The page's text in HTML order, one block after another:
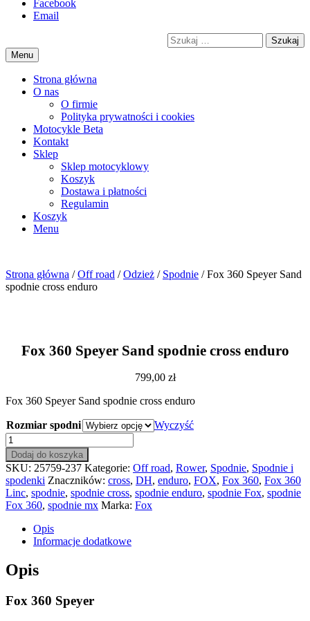
Przejdź
motorex
akcesoria motocyklowe
Facebook
Email
Szukaj
Menu
Strona główna
O nas
O firmie
Polityka prywatności i cookies
Motocykle Beta
Kontakt
Sklep
Sklep motocyklowy
Koszyk
Dostawa i płatności
Regulamin
Menu
Strona główna /Off road /Odzież / Spodnie / Fox 360 Speyer Sand
spodnie cross enduro
Fox 360 Speyer Sand spodnie cross enduro
799,00 zł
Fox 360 Speyer Sand spodnie cross enduro
Rozmiar spodni
Wyczyść
ilość
Fox
360
Speyer
Sand
spodnie
cross
enduro
Dodaj do koszyka
SKU: 25759-237 Kategorie: Off road, Rower, Spodnie, Spodnie i
spodenki Znaczników: cross, DH, enduro, FOX, Fox 360, Fox 360
Linc, spodnie, spodnie cross, spodnie enduro, spodnie Fox, spodnie
Fox 360, spodnie mx Marka: Fox
Opis
Informacje dodatkowe
Opis
Fox 360 Speyer